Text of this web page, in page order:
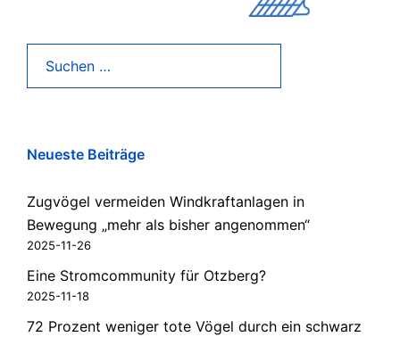
nach:
Neueste Beiträge
Zugvögel vermeiden Windkraftanlagen in
Bewegung „mehr als bisher angenommen“
2025-11-26
Eine Stromcommunity für Otzberg?
2025-11-18
72 Prozent weniger tote Vögel durch ein schwarz